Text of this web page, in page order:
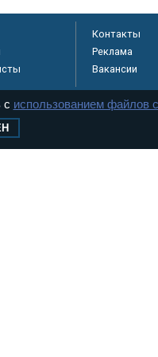
Контакты
Реклама
Вакансии
с использованием файлов